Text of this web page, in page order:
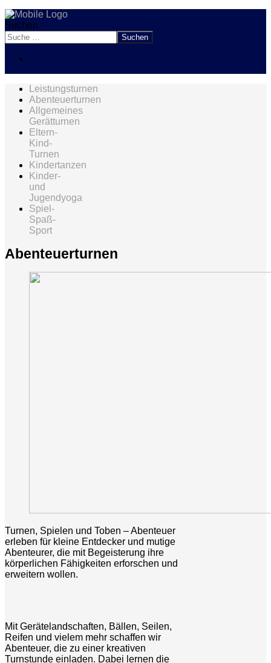
Suchen
Suchen
Leistungsturnen
Abenteuerturnen
Allgemeines
Gerätturnen
Eltern-
Kind-
Turnen
Kindertanzen
Kinder-
und
Jugendyoga
Spiel-
Spaß-
Sport
Abenteuerturnen
Turnen, Spielen und Toben – Abenteuer
erleben für kleine Entdecker und mutige
Abenteurer, die mit Begeisterung ihre
körperlichen Fähigkeiten erforschen und
erweitern wollen.
Mit Gerätelandschaften, Bällen, Seilen,
Reifen und vielem mehr schaffen wir
Abenteuer, die zu einer kreativen
Turnstunde einladen. Dabei lernen die